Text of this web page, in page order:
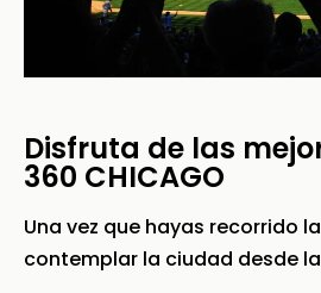
Disfruta de las
360 CHICAGO
Una vez que hayas recorrido
contemplar la ciudad desde